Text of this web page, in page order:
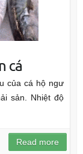
cá
của cá hộ ngư
sản. Nhiệt độ
Read more